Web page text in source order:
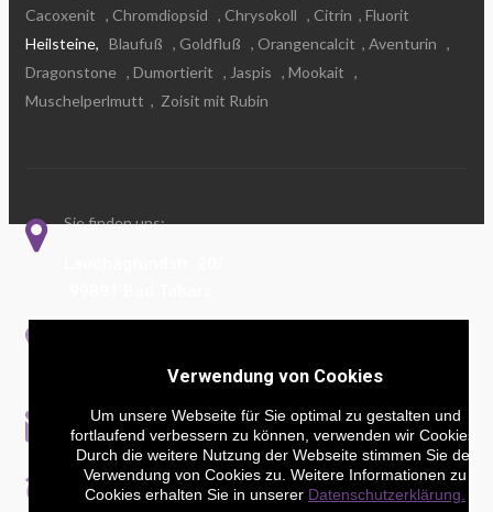
Verwendung von Cookies
Um unsere Webseite für Sie optimal zu gestalten und
fortlaufend verbessern zu können, verwenden wir Cookies.
Durch die weitere Nutzung der Webseite stimmen Sie der
Verwendung von Cookies zu. Weitere Informationen zu
Cookies erhalten Sie in unserer Datenschutzerklärung.
Cacoxenit , Chromdiopsid , Chrysokoll , Citrin , Fluorit
Heilsteine, Blaufuß , Goldfluß , Orangencalcit , Aventurin ,
Dragonstone , Dumortierit , Jaspis , Mookait ,
Muschelperlmutt , Zoisit mit Rubin
Sie finden uns:
036259 - 3 12 89
Schreiben Sie uns!
andre-hoene@web.de
Bürozeiten: